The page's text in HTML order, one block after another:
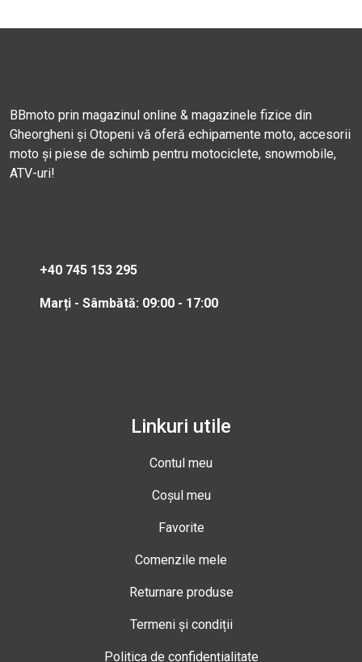
BBmoto prin magazinul online & magazinele fizice din
Gheorgheni și Otopeni vă oferă echipamente moto, accesorii
moto și piese de schimb pentru motociclete, snowmobile,
ATV-uri!
+40 745 153 295
Marți - Sâmbătă: 09:00 - 17:00
Linkuri utile
Contul meu
Coșul meu
Favorite
Comenzile mele
Returnare produse
Termeni și condiții
Politica de confidențialitate